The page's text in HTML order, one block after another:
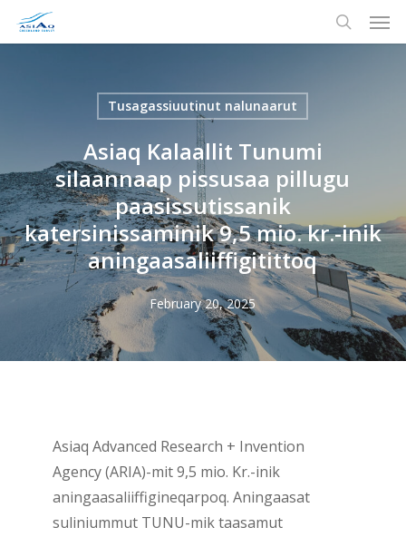
search
Tusagassiuutinut nalunaarut
Asiaq Kalaallit Tunumi
silaannaap pissusaa pillugu
paasissutissanik
katersinissaminik 9,5 mio. kr.-inik
aningaasaliiffigitittoq
February 20, 2025
Asiaq Advanced Research + Invention
Agency(ARIA)-mit9,5 mio. Kr.-inik
aningaasaliiffigineqarpoq. Aningaasat
suliniummut TUNU-miktaasamut